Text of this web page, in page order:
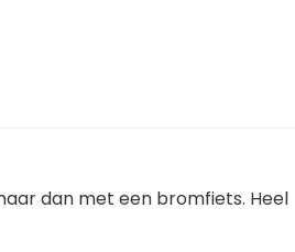
dan met een bromfiets. Heel